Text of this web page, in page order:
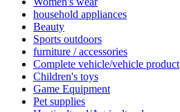
household appliances
Beauty
Sports outdoors
furniture / accessories
Complete vehicle/vehicle product
Children's toys
Game Equipment
Pet supplies